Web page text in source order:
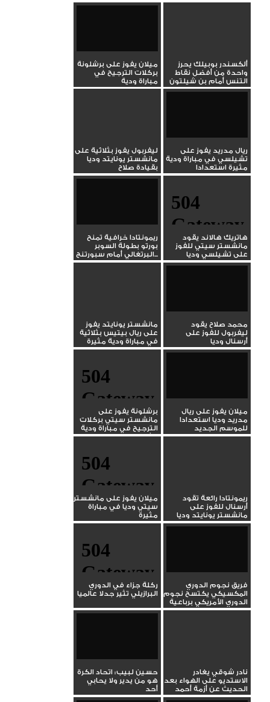
ألكسندر بوبيلك يحرز
واحدة من أفضل نقاط
التنس أمام بن شيلتون
في...
ميلان يفوز على برشلونة
بركلات الترجيح في
مباراة ودية
ريال مدريد يفوز على
تشيلسي في مباراة ودية
مثيرة استعدادا
للموسم...
ليفربول يفوز بثلاثية على
مانشستر يونايتد وديا
بقيادة صلاح
هاتريك هالاند يقود
مانشستر سيتي للفوز
على تشيلسي وديا
ريمونتادا خرافية تمنح
بورتو بطولة السوبر
البرتغالي أمام سبورتنج...
محمد صلاح يقود
ليفربول للفوز على
أرسنال وديا
مانشستر يونايتد يفوز
على ريال بيتيس بثلاثية
في مباراة ودية مثيرة
ميلان يفوز على ريال
مدريد وديا استعدادا
للموسم الجديد
برشلونة يفوز على
مانشستر سيتي بركلات
الترجيح في مباراة ودية
مثيرة
ريمونتادا رائعة تقود
أرسنال للفوز على
مانشستر يونايتد وديا
ميلان يفوز على مانشستر
سيتي وديا في مباراة
مثيرة
فريق نجوم الدوري
المكسيكي يكتسح نجوم
الدوري الأمريكي برباعية
ركلة جزاء في الدوري
البرازيلي تثير جدلا عالميا
نادر شوقي يغادر
الاستديو على الهواء بعد
الحديث عن أزمة أحمد
رفعت
حسين لبيب: اتحاد الكرة
هو من يدير ولا يحابي
أحد